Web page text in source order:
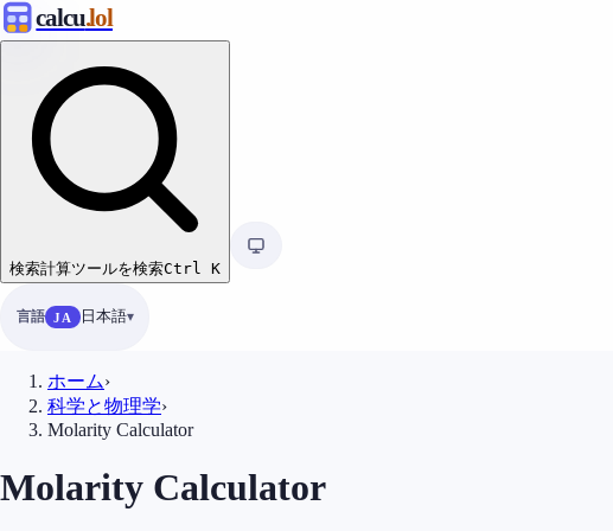
calcu.lol
検索計算ツールを検索Ctrl K
言語 JA 日本語
ホーム›
科学と物理学›
Molarity Calculator
Molarity Calculator